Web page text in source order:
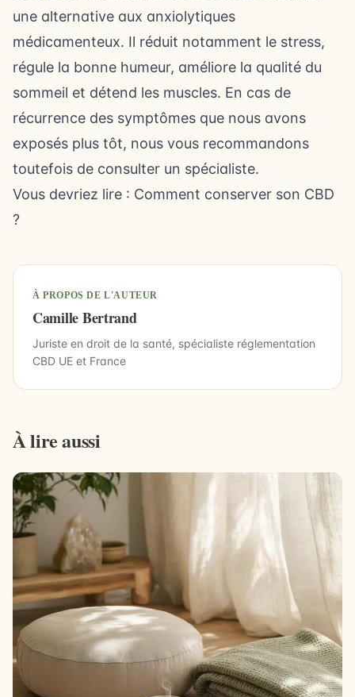
une alternative aux anxiolytiques
médicamenteux. Il réduit notamment le stress,
régule la bonne humeur, améliore la qualité du
sommeil et détend les muscles. En cas de
récurrence des symptômes que nous avons
exposés plus tôt, nous vous recommandons
toutefois de consulter un spécialiste.
Vous devriez lire : Comment conserver son CBD
?
À PROPOS DE L'AUTEUR
Camille Bertrand
Juriste en droit de la santé, spécialiste réglementation
CBD UE et France
À lire aussi